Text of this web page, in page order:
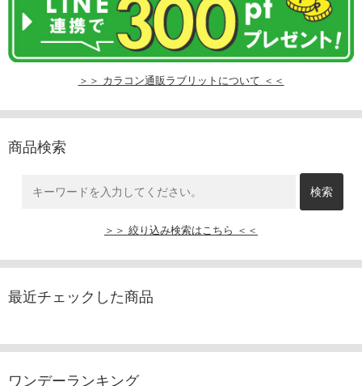
＞＞ カラコン通販ラブリットについて ＜＜
商品検索
＞＞ 絞り込み検索はこちら ＜＜
最近チェックした商品
ワンデーランキング